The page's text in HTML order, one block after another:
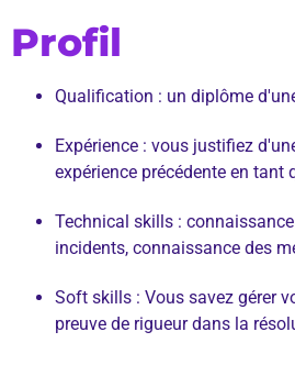
Profil
Qualification : un diplôme
Expérience : vous justifiez
expérience précédente en tant
Technical skills :
incidents, connaissance des
Soft skills : Vous savez gérer
preuve de rigueur dans la